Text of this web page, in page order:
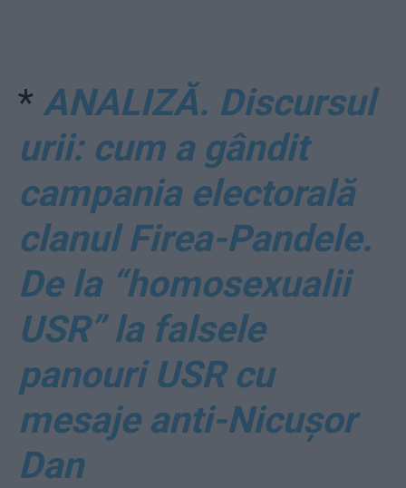
* ANALIZĂ. Discursul
urii: cum a gândit
campania electorală
clanul Firea-Pandele.
De la “homosexualii
USR” la falsele
panouri USR cu
mesaje anti-Nicușor
Dan